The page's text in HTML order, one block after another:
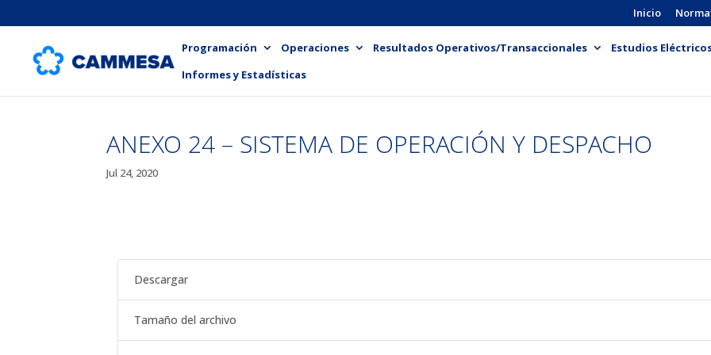
Inicio
Programación Operaciones Resultados Operativos/Transaccionales
Estudios
Informes y Estadísticas
ANEXO 24 – SISTEMA DE OPERACIÓN Y DESPACHO
Jul 24, 2020
Descargar
Tamaño del archivo